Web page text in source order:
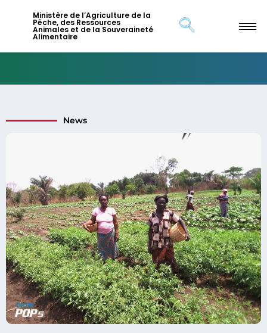
Ministère de l’Agriculture de la
Pêche, des Ressources
Animales et de la Souveraineté
Alimentaire
News